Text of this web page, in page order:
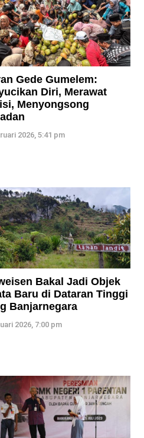
Gede Gumelem:
Diri, Merawat
Menyongsong
2026, 5:41 pm
Bakal Jadi Objek
Baru di Dataran Tinggi
Banjarnegara
2026, 7:00 pm